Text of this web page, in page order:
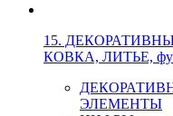
15.
КОВКА, ЛИТЬЕ,
ЭЛЕМЕНТЫ